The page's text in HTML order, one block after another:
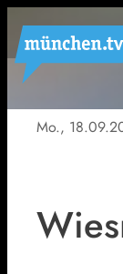
Mo.,